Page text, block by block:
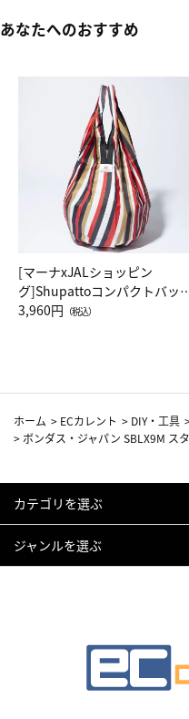
あなたへのおすすめ
[マーナxJALショッピン
グ]Shupattoコンパクトバッ
Drop JAL客室乗務員（LC）ス
3,960円 （税込）
ホーム > ECカレント > DIY・工具
> ボンダス・ジャパン SBLX9M ス
カテゴリを選ぶ
ジャンルを選ぶ